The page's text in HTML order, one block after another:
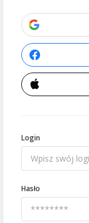
Login
Hasło